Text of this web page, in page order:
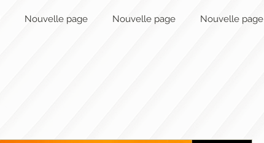
Nouvelle page Nouvelle page Nouvelle page